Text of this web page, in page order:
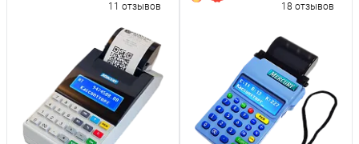
11 отзывов 18 отзывов